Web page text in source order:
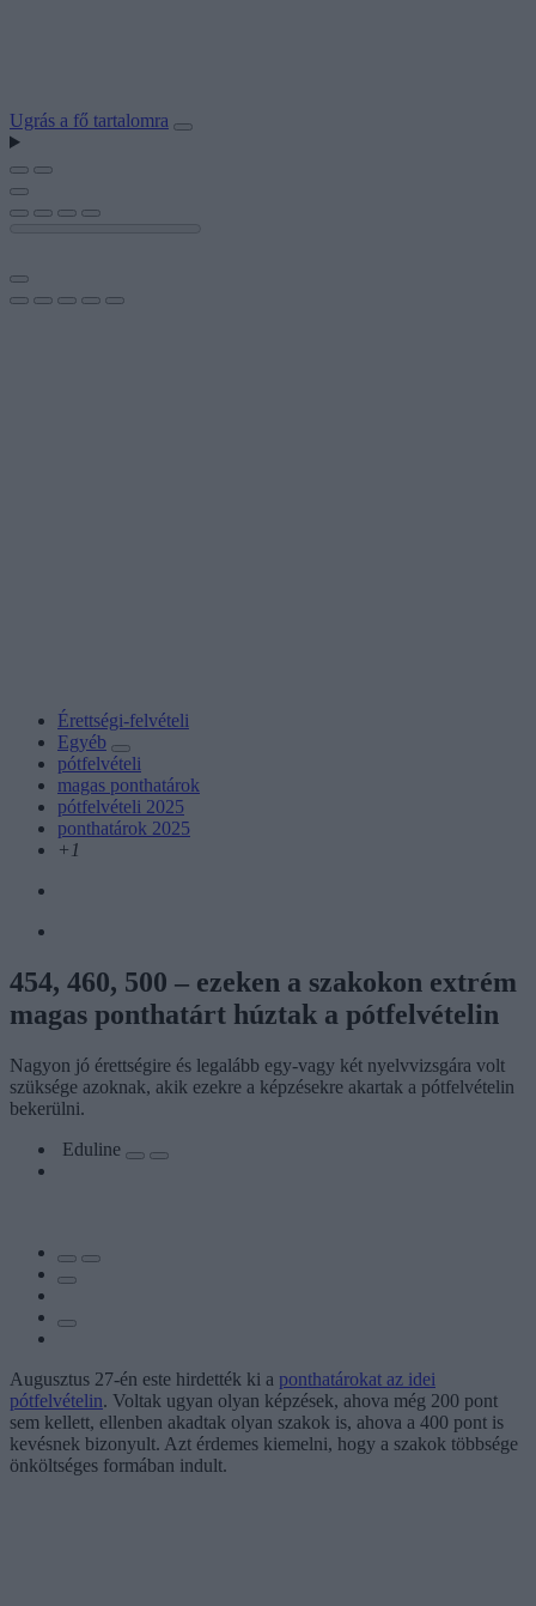
Ugrás a fő tartalomra
Érettségi-felvételi
Egyéb
pótfelvételi
magas ponthatárok
pótfelvételi 2025
ponthatárok 2025
+1
454, 460, 500 – ezeken a szakokon extrém
magas ponthatárt húztak a pótfelvételin
Nagyon jó érettségire és legalább egy-vagy két nyelvvizsgára volt
szüksége azoknak, akik ezekre a képzésekre akartak a pótfelvételin
bekerülni.
Eduline
Augusztus 27-én este hirdették ki a ponthatárokat az idei
pótfelvételin. Voltak ugyan olyan képzések, ahova még 200 pont
sem kellett, ellenben akadtak olyan szakok is, ahova a 400 pont is
kevésnek bizonyult. Azt érdemes kiemelni, hogy a szakok többsége
önköltséges formában indult.